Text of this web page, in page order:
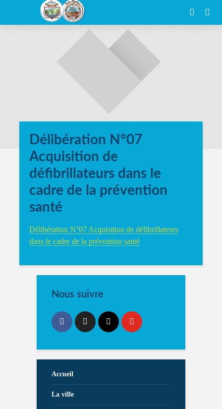
Délibération N°07
Acquisition de
défibrillateurs dans le
cadre de la prévention
santé
Délibération N°07 Acquisition de défibrillateurs
dans le cadre de la prévention santé
Nous suivre
Accueil
La ville